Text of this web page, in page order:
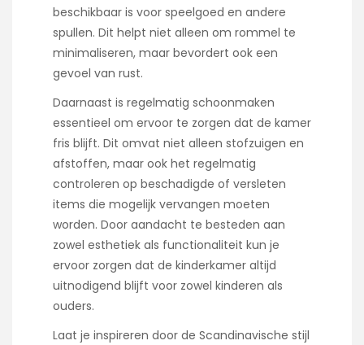
beschikbaar is voor speelgoed en andere
spullen. Dit helpt niet alleen om rommel te
minimaliseren, maar bevordert ook een
gevoel van rust.
Daarnaast is regelmatig schoonmaken
essentieel om ervoor te zorgen dat de kamer
fris blijft. Dit omvat niet alleen stofzuigen en
afstoffen, maar ook het regelmatig
controleren op beschadigde of versleten
items die mogelijk vervangen moeten
worden. Door aandacht te besteden aan
zowel esthetiek als functionaliteit kun je
ervoor zorgen dat de kinderkamer altijd
uitnodigend blijft voor zowel kinderen als
ouders.
Laat je inspireren door de Scandinavische stijl